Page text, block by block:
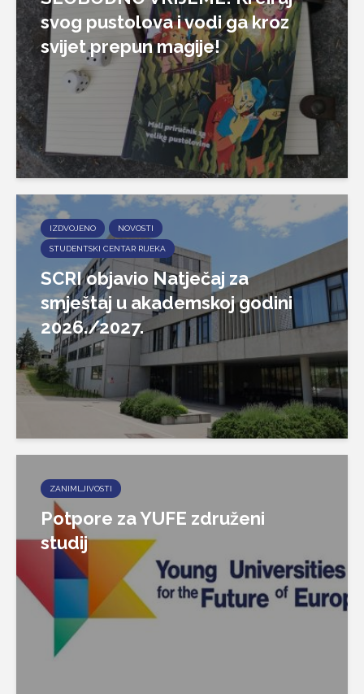
svog pustolova i vodi ga kroz
svijet prepun magije!
IZDVOJENO NOVOSTI
STUDENTSKI CENTAR RIJEKA
SCRI objavio Natječaj za
smještaj u akademskoj godini
2026./2027.
ZANIMLJIVOSTI
Potpore za YUFE združeni
studij